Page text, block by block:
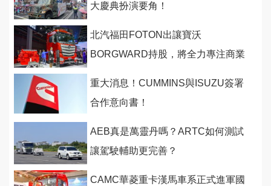
大慶典扮演要角！
北汽福田FOTON出讓寶沃
BORGWARD持股，將全力專注商業
重大消息！CUMMINS與ISUZU簽署
合作意向書！
AEB真是萬靈丹嗎？ARTC如何測試
讓駕駛輔助更完善？
CAMC華菱重卡漢馬車系正式進軍國